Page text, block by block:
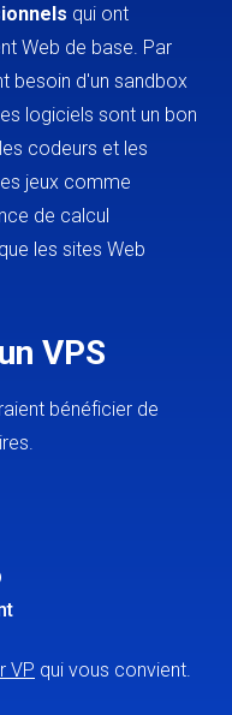
qui ont
Web de base. Par
besoin d'un sandbox
logiciels sont un bon
codeurs et les
jeux comme
de calcul
les sites Web
VPS
bénéficier de
VP qui vous convient.